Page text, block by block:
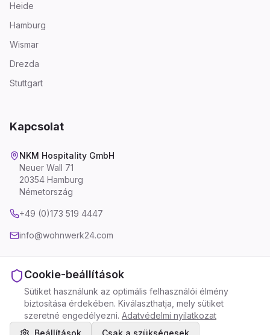
Heide
Hamburg
Wismar
Drezda
Stuttgart
Kapcsolat
NKM Hospitality GmbH
Neuer Wall 71
20354 Hamburg
Németország
+49 (0)173 519 4447
info@wohnwerk24.com
Impresszum Adatvédelmi nyilatkozat
Általános Szerződési FeltételekCookie-beállítások
©2026 WohnWerk24 - Az NKM Hospitality GmbH márkája.
Minden jog fenntartva.
Cookie-beállítások
Sütiket használunk az optimális felhasználói élmény
biztosítása érdekében. Kiválaszthatja, mely sütiket
szeretné engedélyezni. Adatvédelmi nyilatkozat
Beállítások
Csak a szükségesek